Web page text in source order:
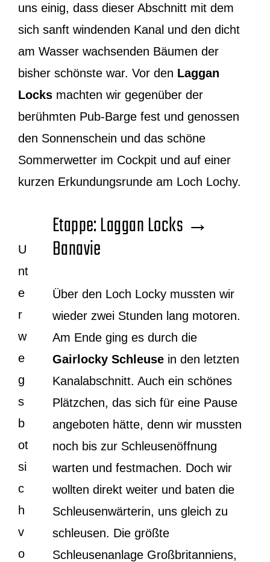
uns einig, dass dieser Abschnitt mit dem
sich sanft windenden Kanal und den dicht
am Wasser wachsenden Bäumen der
bisher schönste war. Vor den Laggan
Locksmachten wir gegenüber der
berühmten Pub-Barge fest und genossen
den Sonnenschein und das schöne
Sommerwetter im Cockpit und auf einer
kurzen Erkundungsrunde am Loch Lochy.
U
nt
e
r
w
e
g
s
b
ot
si
c
h
v
o
Etappe: Laggan Locks →
Banavie
Über den Loch Locky mussten wir
wieder zwei Stunden lang motoren.
Am Ende ging es durch die
Gairlocky Schleusein den letzten
Kanalabschnitt. Auch ein schönes
Plätzchen, das sich für eine Pause
angeboten hätte, denn wir mussten
noch bis zur Schleusenöffnung
warten und festmachen. Doch wir
wollten direkt weiter und baten die
Schleusenwärterin, uns gleich zu
schleusen. Die größte
Schleusenanlage Großbritanniens,